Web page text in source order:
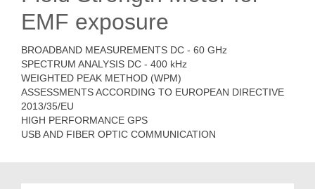
EMF exposure
BROADBAND MEASUREMENTS DC - 60 GHz
SPECTRUM ANALYSIS DC - 400 kHz
WEIGHTED PEAK METHOD (WPM)
ASSESSMENTS ACCORDING TO EUROPEAN DIRECTIVE
2013/35/EU
HIGH PERFORMANCE GPS
USB AND FIBER OPTIC COMMUNICATION